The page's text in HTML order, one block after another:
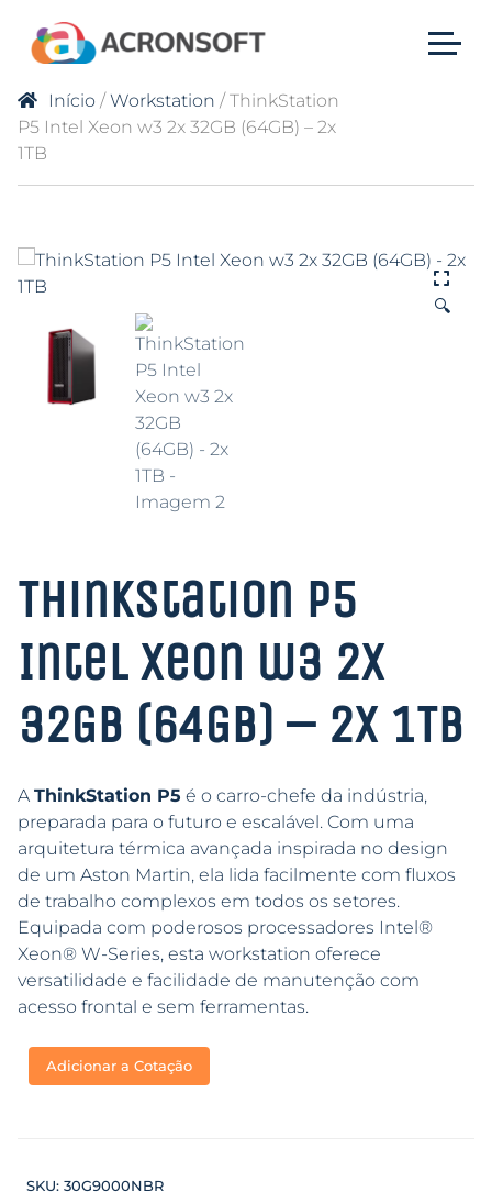
Início /Workstation / ThinkStation
P5 Intel Xeon w3 2x 32GB (64GB) – 2x
1TB
🔍
ThinkStation P5
Intel Xeon w3 2x
32GB (64GB) – 2x 1TB
A ThinkStation P5 é o carro-chefe da indústria,
preparada para o futuro e escalável. Com uma
arquitetura térmica avançada inspirada no design
de um Aston Martin, ela lida facilmente com fluxos
de trabalho complexos em todos os setores.
Equipada com poderosos processadores Intel®
Xeon® W-Series, esta workstation oferece
versatilidade e facilidade de manutenção com
acesso frontal e sem ferramentas.
Adicionar a Cotação
SKU: 30G9000NBR